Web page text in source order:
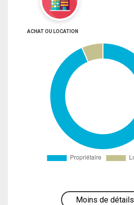
ACHAT OU LOCATION
Moins de détails